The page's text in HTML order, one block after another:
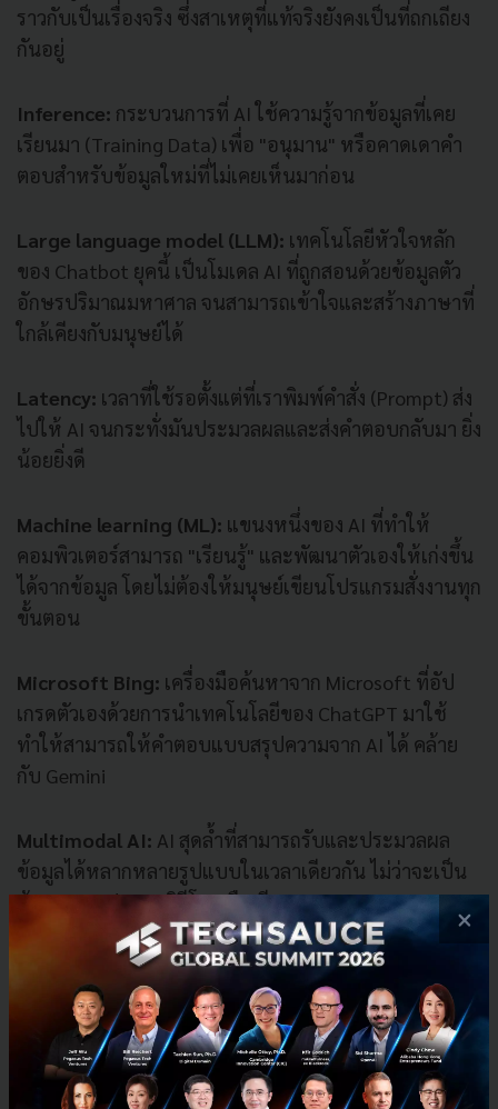
ราวกับเป็นเรื่องจริง ซึ่งสาเหตุที่แท้จริงยังคงเป็นที่ถกเถียง
กันอยู่
Inference: กระบวนการที่ AI ใช้ความรู้จากข้อมูลที่เคย
เรียนมา (Training Data) เพื่อ "อนุมาน" หรือคาดเดาคำ
ตอบสำหรับข้อมูลใหม่ที่ไม่เคยเห็นมาก่อน
Large language model (LLM): เทคโนโลยีหัวใจหลัก
ของ Chatbot ยุคนี้ เป็นโมเดล AI ที่ถูกสอนด้วยข้อมูลตัว
อักษรปริมาณมหาศาล จนสามารถเข้าใจและสร้างภาษาที่
ใกล้เคียงกับมนุษย์ได้
Latency: เวลาที่ใช้รอตั้งแต่ที่เราพิมพ์คำสั่ง (Prompt) ส่ง
ไปให้ AI จนกระทั่งมันประมวลผลและส่งคำตอบกลับมา ยิ่ง
น้อยยิ่งดี
Machine learning (ML): แขนงหนึ่งของ AI ที่ทำให้
คอมพิวเตอร์สามารถ "เรียนรู้" และพัฒนาตัวเองให้เก่งขึ้น
ได้จากข้อมูล โดยไม่ต้องให้มนุษย์เขียนโปรแกรมสั่งงานทุก
ขั้นตอน
Microsoft Bing: เครื่องมือค้นหาจาก Microsoft ที่อัป
เกรดตัวเองด้วยการนำเทคโนโลยีของ ChatGPT มาใช้
ทำให้สามารถให้คำตอบแบบสรุปความจาก AI ได้ คล้าย
กับ Gemini
Multimodal AI: AI สุดล้ำที่สามารถรับและประมวลผล
ข้อมูลได้หลากหลายรูปแบบในเวลาเดียวกัน ไม่ว่าจะเป็น
ข้อความ, รูปภาพ, วิดีโอ หรือเสียงพูด
Natural language processing (NLP):สาขาของ AI ที่
เน้นการทำให้คอมพิวเตอร์สามารถ "เข้าใจ" และ "ใช้"
ภาษามนุษย์ได้อย่างเป็นธรรมชาติ
Neural network: แบบจำลองคอมพิวเตอร์ที่เลียนแบบ
×